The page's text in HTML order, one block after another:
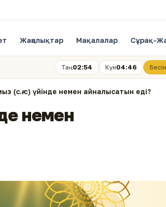
Жаңалықтар Мақалалар Сұрақ-
Таң02:54 Күн04:46 Бесін
(с.ғ.с) үйінде немен айналысатын еді?
немен